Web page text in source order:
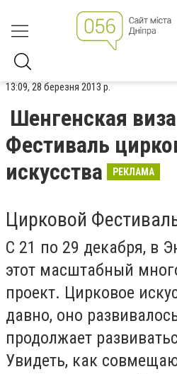
13:09, 28 березня 2013 р.
Шенгенская
Фестиваль
искусства
РЕКЛАМА
Цирковой
С 21 по 29 декабря, в
этот масштабный
проект. Цирковое
давно, оно
продолжает
Увидеть, как